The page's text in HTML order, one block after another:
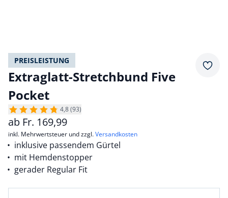
PREISLEISTUNG
Extraglatt-Stretchbund Five
Pocket
4,8 (93)
ab Fr. 169,99
inkl. Mehrwertsteuer und zzgl.Versandkosten
inklusive passendem Gürtel
mit Hemdenstopper
gerader Regular Fit